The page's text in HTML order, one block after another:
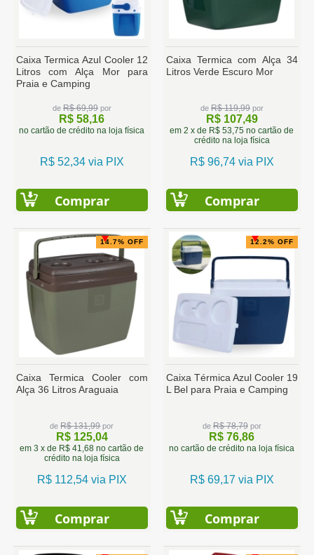
Caixa Termica Azul Cooler 12
Litros com Alça Mor para
Praia e Camping
de R$ 69,99por
R$ 58,16
no cartão de crédito na loja física
R$ 52,34 via PIX
Comprar
Caixa Termica com Alça 34
Litros Verde Escuro Mor
de R$ 119,99por
R$ 107,49
em 2 x de R$ 53,75 no cartão de
crédito na loja física
R$ 96,74 via PIX
Comprar
14.7% OFF
Caixa Termica Cooler com
Alça 36 Litros Araguaia
deR$ 131,99por
R$ 125,04
em 3 x de R$ 41,68 no cartão de
crédito na loja física
R$ 112,54 via PIX
Comprar
12.2% OFF
Caixa Térmica Azul Cooler 19
L Bel para Praia e Camping
de R$ 78,79por
R$ 76,86
no cartão de crédito na loja física
R$ 69,17 via PIX
Comprar